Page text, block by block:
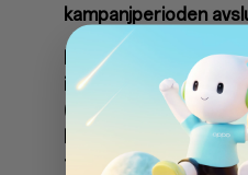
kampanjperioden
Fyrtio (40) vinnare
inlösenkod för
(ungefärligt
En vinnare kommer
för ett OnePlus